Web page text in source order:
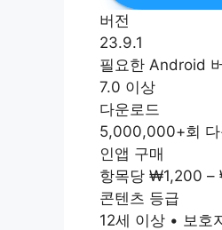
버전
23.9.1
필요한 Android
7.0 이상
다운로드
5,000,000+회 다
인앱 구매
항목당 ₩1,200
콘텐츠 등급
12세 이상 • 보호